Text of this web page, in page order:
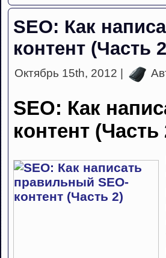
SEO: Как
контент (Часть
Октябрь 15th, 2012 |
SEO: Как
контент (Часть